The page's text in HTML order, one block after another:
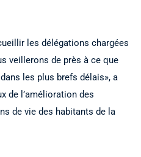
les délégations chargées
veillerons de près à ce que
les plus brefs délais», a
de l’amélioration des
de vie des habitants de la